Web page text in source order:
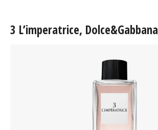
3 L’imperatrice, Dolce&Gabbana